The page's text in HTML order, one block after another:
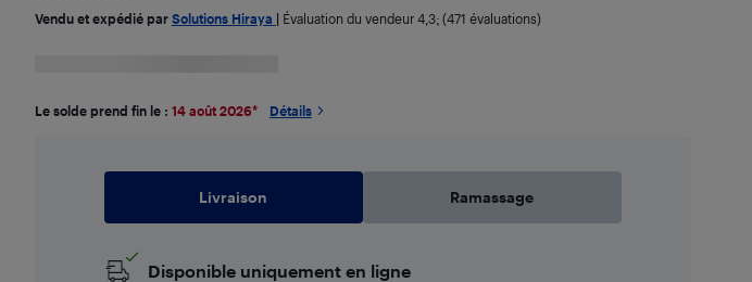
Vendu et expédié par Solutions Hiraya Évaluation du vendeur 4,3; (471 évaluations)
Le solde prend fin le : 14 août 2026* Détails
Livraison Ramassage
Disponible uniquement en ligne